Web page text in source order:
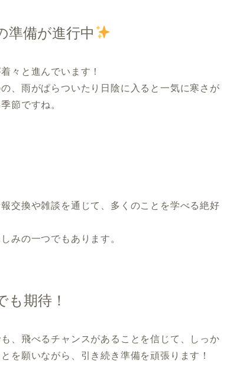
準備が進行中
々と進んでいます！
、雨がぱらついたり日陰に入ると一気に寒さが
節ですね。
交換や雑談を通じて、多くのことを学べる絶好
みの一つでもあります。
期待！
、飛べるチャンスがあることを信じて、しっか
を願いながら、引き続き準備を頑張ります！